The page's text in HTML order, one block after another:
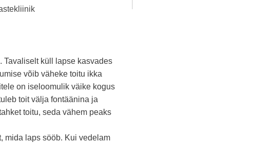
Tavaliselt küll lapse kasvades
võib väheke toitu ikka
on iseloomulik väike kogus
toit välja fontäänina ja
toitu, seda vähem peaks
mida laps sööb. Kui vedelam